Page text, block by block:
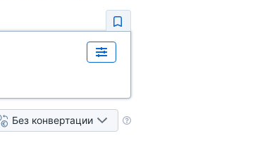
Без конвертации